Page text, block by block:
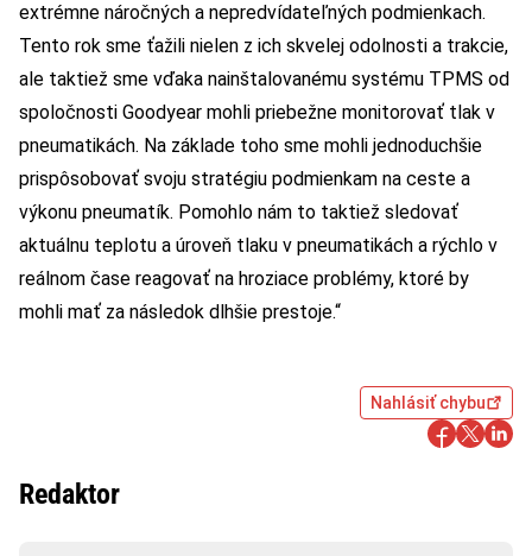
extrémne náročných a nepredvídateľných podmienkach.
Tento rok sme ťažili nielen z ich skvelej odolnosti a trakcie,
ale taktiež sme vďaka nainštalovanému systému TPMS od
spoločnosti Goodyear mohli priebežne monitorovať tlak v
pneumatikách. Na základe toho sme mohli jednoduchšie
prispôsobovať svoju stratégiu podmienkam na ceste a
výkonu pneumatík. Pomohlo nám to taktiež sledovať
aktuálnu teplotu a úroveň tlaku v pneumatikách a rýchlo v
reálnom čase reagovať na hroziace problémy, ktoré by
mohli mať za následok dlhšie prestoje.“
Nahlásiť chybu
Redaktor